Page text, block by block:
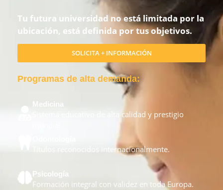
Tu futura universidad no está limitada por la
ubicación, está definida por tus objetivos.
SOLICITA + INFORMACIÓN
Programas de alta demanda:
Medicina
Sistema educativo de alta calidad y prestigio
Títulos reconocidos internacionalmente.
Psicología
Formación integral con validez en toda Europa.